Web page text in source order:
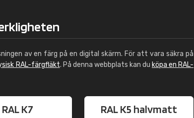
av en färg på en digital skärm. För att vara säkra på
RAL-färgfläkt. På denna webbplats kan du köpa en RAL-
RAL K7 RAL K5 halvmatt